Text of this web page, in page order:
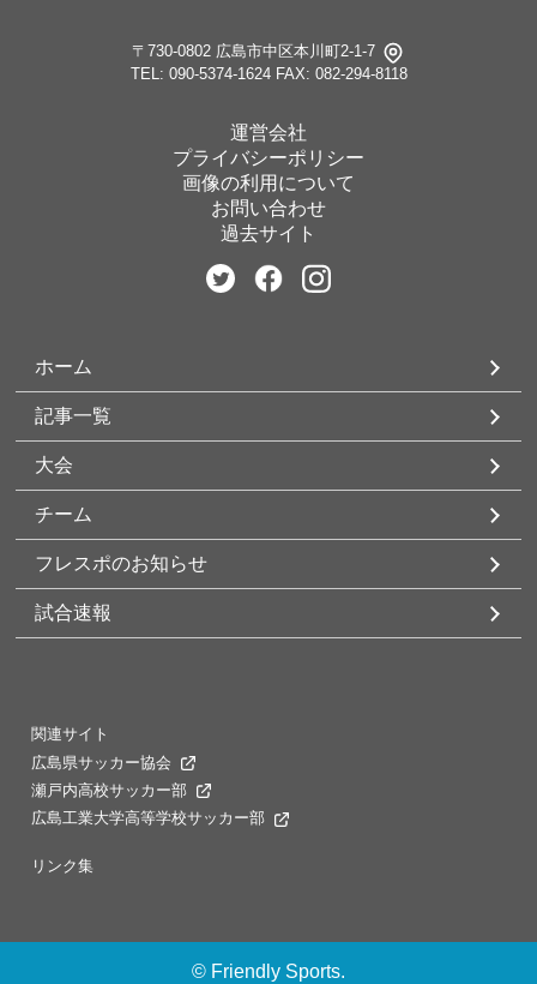
〒730-0802 広島市中区本川町2-1-7
TEL: 090-5374-1624 FAX: 082-294-8118
運営会社
プライバシーポリシー
画像の利用について
お問い合わせ
過去サイト
ホーム
記事一覧
大会
チーム
フレスポのお知らせ
試合速報
関連サイト
広島県サッカー協会
瀬戸内高校サッカー部
広島工業大学高等学校サッカー部
リンク集
© Friendly Sports.